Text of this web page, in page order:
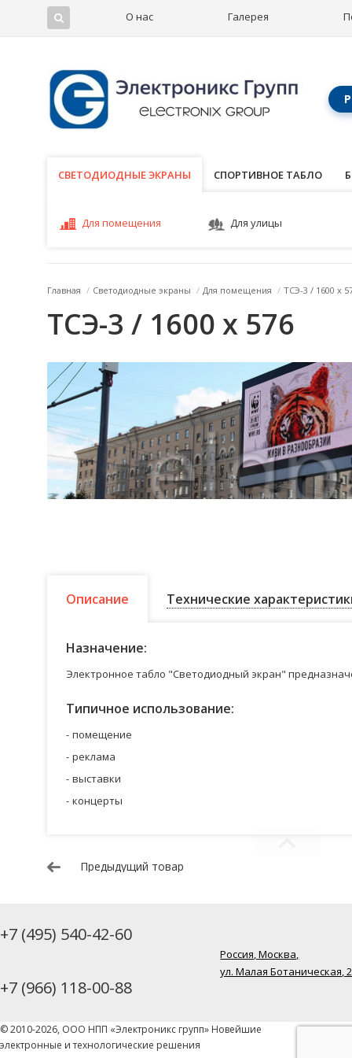
О нас Галерея
СВЕТОДИОДНЫЕ ЭКРАНЫ
СВЕТОДИОДНЫЕ ЭКРАНЫ СПОРТИВНОЕ ТАБЛО
Для помещения Для улицы
Главная / Светодиодные экраны / Для помещения / ТСЭ-3 / 1600 x
ТСЭ-3 / 1600 x 576
Описание Технические
Назначение:
Электронное табло "Светодиодный экран"
Типичное использование:
помещение
реклама
выставки
концерты
Предыдущий товар
+7 (495) 540-42-60
+7 (966) 118-00-88
Россия, Москва,
ул. Малая Ботаническая,
© 2010-2026, ООО НПП «Электроникс групп» Новейшие
электронные и технологические решения